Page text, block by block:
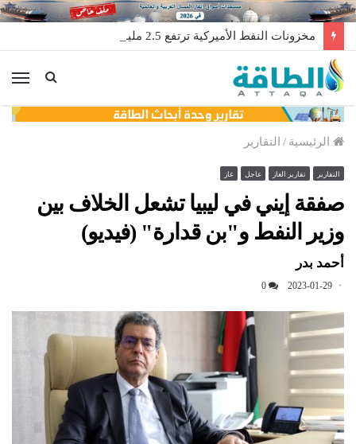
الرئيسية / التقارير
التقارير تقارير الغاز عاجل غاز
صفقة إيني في ليبيا تشعل الخلاف بين
وزير النفط و"بن قدارة" (فيديو)
أحمد بدر
2023-01-29
0